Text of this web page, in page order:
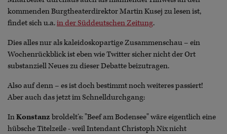
kommenden Burgtheaterdirektor Martin Kusej zu lesen ist,
findet sich u.a.in der Süddeutschen Zeitung.
Dies alles nur als kaleidoskopartige Zusammenschau – ein
Wochenrückblick ist eben wie Twitter sicher nicht der Ort
substanziell Neues zu dieser Debatte beizutragen.
Also auf denn – es ist doch bestimmt noch weiteres passiert!
Aber auch das jetzt im Schnelldurchgang:
InKonstanz broldelt’s: "Beef am Bodensee" wäre eigentlich eine
hübsche Titelzeile - weil Intendant Christoph Nix nicht